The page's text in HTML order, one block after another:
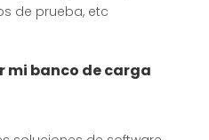
de prueba, etc
mi banco de carga